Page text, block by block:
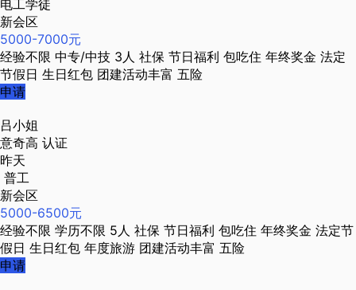
电工学徒
新会区
5000-7000元
经验不限 中专/中技 3人 社保 节日福利 包吃住 年终奖金 法定
节假日 生日红包 团建活动丰富 五险
申请
吕小姐
意奇高 认证
昨天
普工
新会区
5000-6500元
经验不限 学历不限 5人 社保 节日福利 包吃住 年终奖金 法定节
假日 生日红包 年度旅游 团建活动丰富 五险
申请